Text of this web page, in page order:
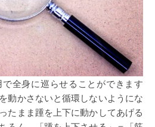
全身に巡らせることができます
動かさないと循環しないようにな
たまま踵を上下に動かしてあげる